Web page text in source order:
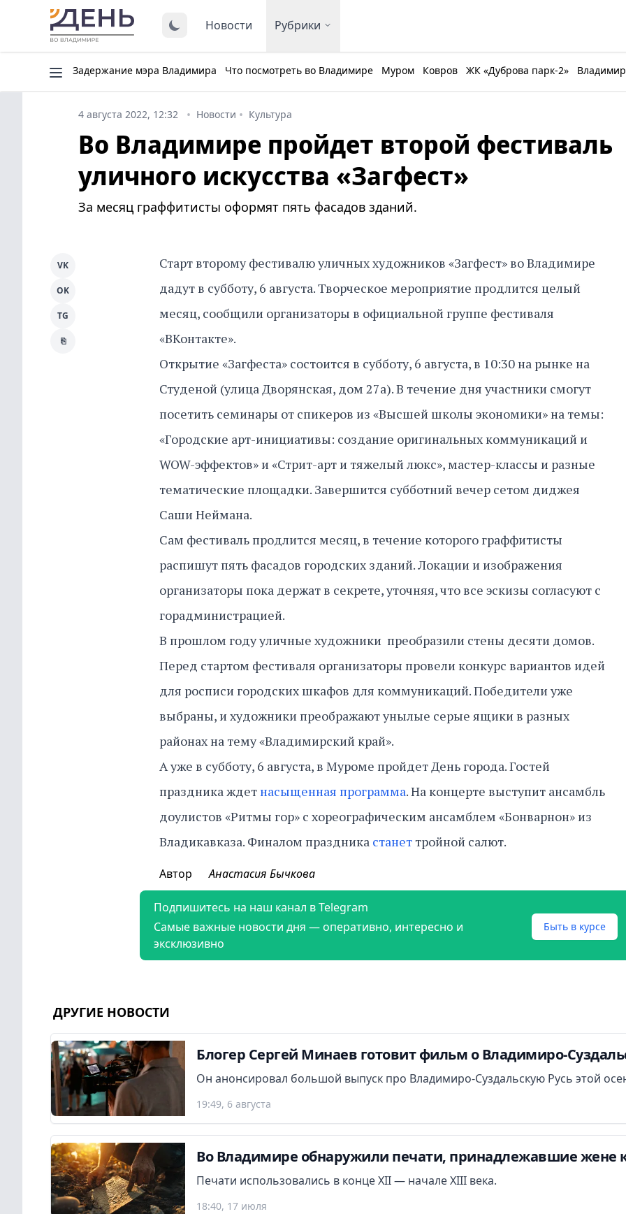
Новости Рубрики
Задержание мэра Владимира Что посмотреть во Владимире Муром Ковров ЖК «Дуброва парк-2»
4 августа 2022, 12:32 Новости Культура
Во Владимире пройдет второй фестиваль
уличного искусства «Загфест»
За месяц граффитисты оформят пять фасадов зданий.
Старт второму фестивалю уличных художников «Загфест» во Владимире
дадут в субботу, 6 августа. Творческое мероприятие продлится целый
месяц, сообщили организаторы в официальной группе фестиваля
«ВКонтакте».
Открытие «Загфеста» состоится в субботу, 6 августа, в 10:30 на рынке на
Студеной (улица Дворянская, дом 27а). В течение дня участники смогут
посетить семинары от спикеров из «Высшей школы экономики» на темы:
«Городские арт-инициативы: создание оригинальных коммуникаций и
WOW-эффектов» и «Стрит-арт и тяжелый люкс», мастер-классы и разные
тематические площадки. Завершится субботний вечер сетом диджея
Саши Неймана.
Сам фестиваль продлится месяц, в течение которого граффитисты
распишут пять фасадов городских зданий. Локации и изображения
организаторы пока держат в секрете, уточняя, что все эскизы согласуют с
горадминистрацией.
В прошлом году уличные художники преобразили стены десяти домов.
Перед стартом фестиваля организаторы провели конкурс вариантов идей
для росписи городских шкафов для коммуникаций. Победители уже
выбраны, и художники преображают унылые серые ящики в разных
районах на тему «Владимирский край».
А уже в субботу, 6 августа, в Муроме пройдет День города. Гостей
праздника ждет насыщенная программа. На концерте выступит ансамбль
доулистов «Ритмы гор» с хореографическим ансамблем «Бонварнон» из
Владикавказа. Финалом праздника станеттройной салют.
VK
OK
TG
⎘
Автор Анастасия Бычкова
Подпишитесь на наш канал в Telegram
Самые важные новости дня — оперативно, интересно и
эксклюзивно
Быть в курсе
ДРУГИЕ НОВОСТИ
Блогер Сергей Минаев готовит фильм о Владимиро-
Он анонсировал большой выпуск про Владимиро-Суздальскую Русь этой
19:49, 6 августа
Во Владимире обнаружили печати, принадлежавшие жене
Печати использовались в конце XII — начале XIII века.
18:40, 17 июля